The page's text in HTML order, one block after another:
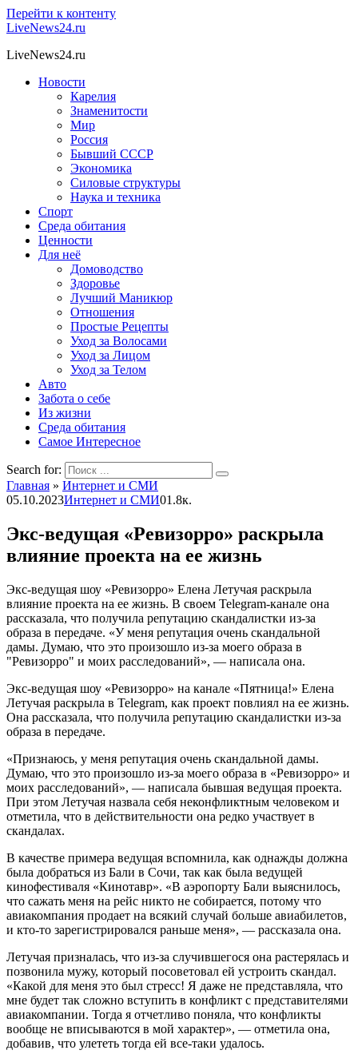
Перейти к контенту
LiveNews24.ru
LiveNews24.ru
Новости
Карелия
Знаменитости
Мир
Россия
Бывший СССР
Экономика
Силовые структуры
Наука и техника
Спорт
Среда обитания
Ценности
Для неё
Домоводство
Здоровье
Лучший Маникюр
Отношения
Простые Рецепты
Уход за Волосами
Уход за Лицом
Уход за Телом
Авто
Забота о себе
Из жизни
Среда обитания
Самое Интересное
Search for:
Главная » Интернет и СМИ
05.10.2023Интернет и СМИ01.8к.
Экс-ведущая «Ревизорро» раскрыла
влияние проекта на ее жизнь
Экс-ведущая шоу «Ревизорро» Елена Летучая раскрыла
влияние проекта на ее жизнь. В своем Telegram-канале она
рассказала, что получила репутацию скандалистки из-за
образа в передаче. «У меня репутация очень скандальной
дамы. Думаю, что это произошло из-за моего образа в
"Ревизорро" и моих расследований», — написала она.
Экс-ведущая шоу «Ревизорро» на канале «Пятница!» Елена
Летучая раскрыла в Telegram, как проект повлиял на ее жизнь.
Она рассказала, что получила репутацию скандалистки из-за
образа в передаче.
«Признаюсь, у меня репутация очень скандальной дамы.
Думаю, что это произошло из-за моего образа в «Ревизорро» и
моих расследований», — написала бывшая ведущая проекта.
При этом Летучая назвала себя неконфликтным человеком и
отметила, что в действительности она редко участвует в
скандалах.
В качестве примера ведущая вспомнила, как однажды должна
была добраться из Бали в Сочи, так как была ведущей
кинофестиваля «Кинотавр». «В аэропорту Бали выяснилось,
что сажать меня на рейс никто не собирается, потому что
авиакомпания продает на всякий случай больше авиабилетов,
и кто-то зарегистрировался раньше меня», — рассказала она.
Летучая призналась, что из-за случившегося она растерялась и
позвонила мужу, который посоветовал ей устроить скандал.
«Какой для меня это был стресс! Я даже не представляла, что
мне будет так сложно вступить в конфликт с представителями
авиакомпании. Тогда я отчетливо поняла, что конфликты
вообще не вписываются в мой характер», — отметила она,
добавив, что улететь тогда ей все-таки удалось.